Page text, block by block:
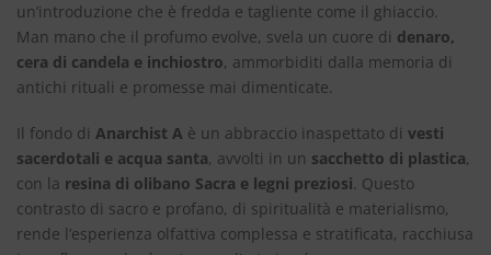
un’introduzione che è fredda e tagliente come il ghiaccio.
Man mano che il profumo evolve, svela un cuore di denaro,
cera di candela e inchiostro, ammorbiditi dalla memoria di
antichi rituali e promesse mai dimenticate.
Il fondo di Anarchist A è un abbraccio inaspettato di vesti
sacerdotali e acqua santa, avvolti in un sacchetto di plastica,
con la resina di olibano Sacra e legni preziosi. Questo
contrasto di sacro e profano, di spiritualità e materialismo,
rende l’esperienza olfattiva complessa e stratificata, racchiusa